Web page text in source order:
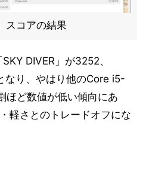
スコアの結果
DIVER」が3252、
なり、やはり他のCore i5-
ほど数値が低い傾向にあ
軽さとのトレードオフにな